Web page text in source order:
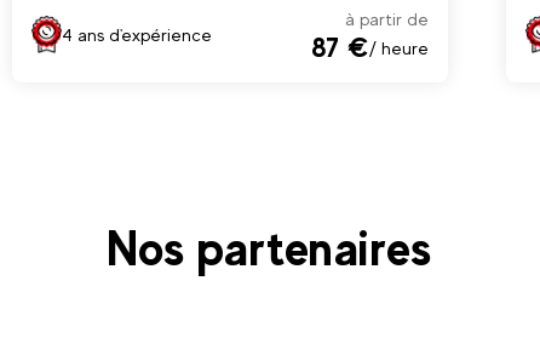
4 ans d'expérience
à partir de
87 €/ heure
Nos partenaires